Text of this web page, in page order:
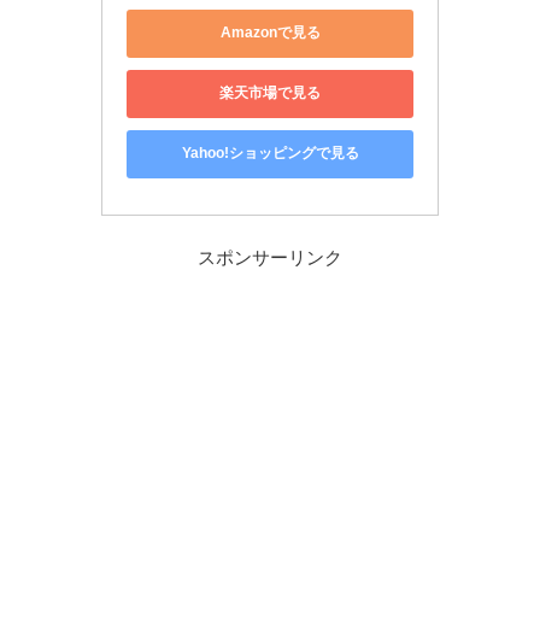
Amazonで見る
楽天市場で見る
Yahoo!ショッピングで見る
スポンサーリンク